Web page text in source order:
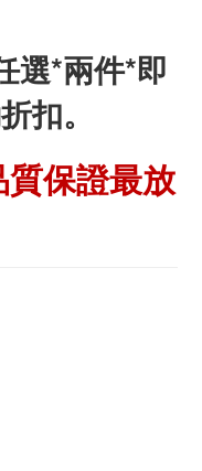
選*兩件*即
扣。
保證最放